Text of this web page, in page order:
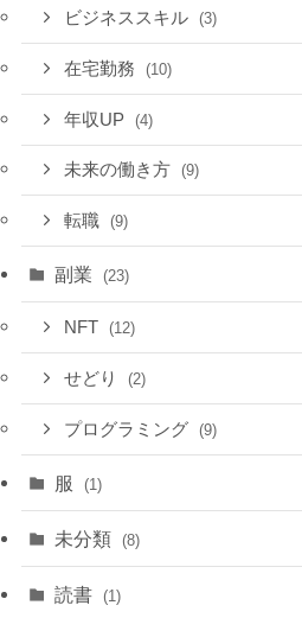
ビジネススキル (3)
在宅勤務 (10)
年収UP (4)
未来の働き方 (9)
転職 (9)
副業 (23)
NFT (12)
せどり (2)
プログラミング (9)
服 (1)
未分類 (8)
読書 (1)